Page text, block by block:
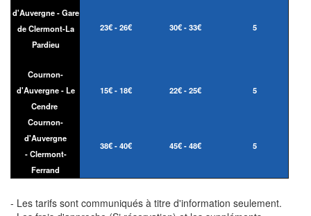
d'Auvergne - Gare
de Clermont-La
Pardieu
23€ - 26€ 30€ - 33€ 5
Cournon-
d'Auvergne - Le
Cendre
15€ - 18€ 22€ - 25€ 5
Cournon-
d'Auvergne
- Clermont-
Ferrand
38€ - 40€ 45€ - 48€ 5
- Les tarifs sont communiqués à titre d'information seulement.